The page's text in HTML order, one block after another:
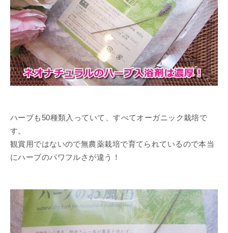
ハーブも50種類入っていて、すべてオーガニック栽培で
す。
観賞用ではないので無農薬栽培で育てられているので本当
にハーブのパワフルさが違う！